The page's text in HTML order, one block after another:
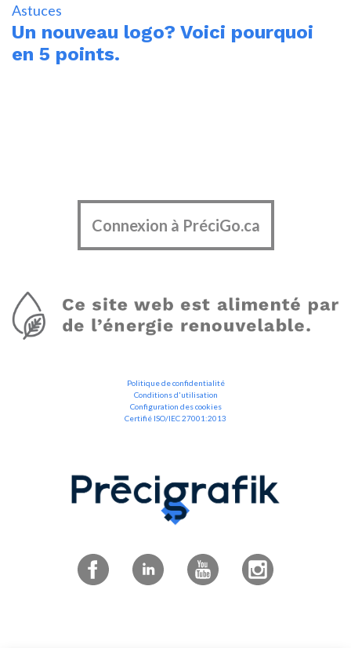
Astuces
Un nouveau logo? Voici pourquoi
en 5 points.
Connexion à PréciGo.ca
Politique de confidentialité
Conditions d'utilisation
Configuration des cookies
Certifié ISO/IEC 27001:2013